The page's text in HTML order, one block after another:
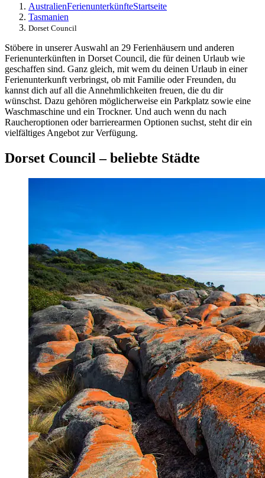
AustralienFerienunterkünfteStartseite
Tasmanien
Dorset Council
Stöbere in unserer Auswahl an 29 Ferienhäusern und anderen
Ferienunterkünften in Dorset Council, die für deinen Urlaub wie
geschaffen sind. Ganz gleich, mit wem du deinen Urlaub in einer
Ferienunterkunft verbringst, ob mit Familie oder Freunden, du
kannst dich auf all die Annehmlichkeiten freuen, die du dir
wünschst. Dazu gehören möglicherweise ein Parkplatz sowie eine
Waschmaschine und ein Trockner. Und auch wenn du nach
Raucheroptionen oder barrierearmen Optionen suchst, steht dir ein
vielfältiges Angebot zur Verfügung.
Dorset Council – beliebte Städte